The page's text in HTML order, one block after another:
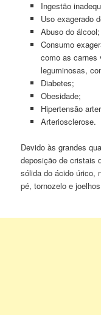
Ingestão
Uso exagerado
Abuso do álcool;
Consumo
como as carnes
leguminosas,
Diabetes;
Obesidade;
Hipertensão
Arteriosclerose.
Devido às grandes
deposição de cristais
sólida do ácido úrico,
pé, tornozelo e